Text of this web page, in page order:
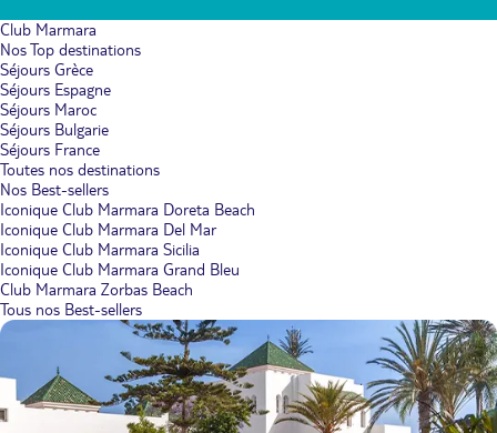
Club Marmara
Nos Top destinations
Séjours Grèce
Séjours Espagne
Séjours Maroc
Séjours Bulgarie
Séjours France
Toutes nos destinations
Nos Best-sellers
Iconique Club Marmara Doreta Beach
Iconique Club Marmara Del Mar
Iconique Club Marmara Sicilia
Iconique Club Marmara Grand Bleu
Club Marmara Zorbas Beach
Tous nos Best-sellers